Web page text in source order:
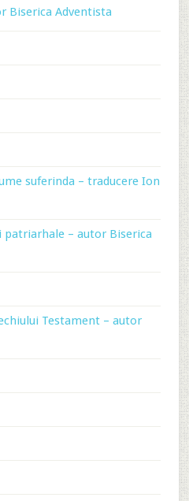
Biserica Adventista
suferinda – traducere Ion
– autor Biserica
Testament – autor